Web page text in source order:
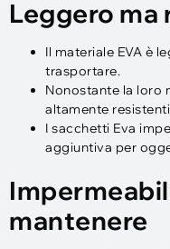
Leggero
Il materiale EVA è
trasportare.
Nonostante la loro
altamente
I sacchetti Eva
aggiuntiva per
mantenere